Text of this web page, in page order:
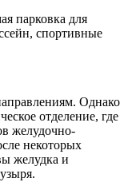
парковка для
спортивные
Однако
отделение, где
желудочно-
некоторых
желудка и